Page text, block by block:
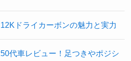
ドライカーボンの魅力と実力
代車レビュー！足つきやポジシ